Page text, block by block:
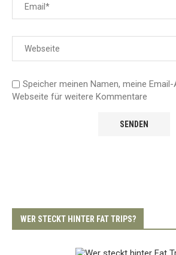
Speicher meinen Namen, meine
Webseite für weitere Kommentare
WER STECKT HINTER FAT TRIPS?